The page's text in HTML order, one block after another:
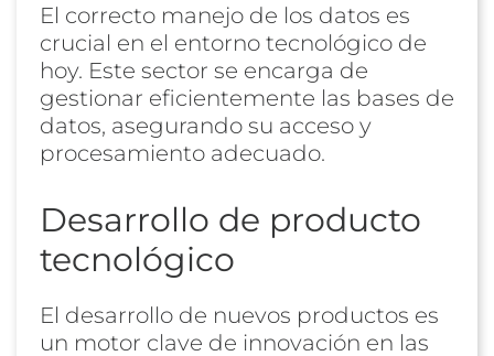
El correcto manejo de los datos es
crucial en el entorno tecnológico de
hoy. Este sector se encarga de
gestionar eficientemente las bases de
datos, asegurando su acceso y
procesamiento adecuado.
Desarrollo de producto
tecnológico
El desarrollo de nuevos productos es
un motor clave de innovación en las